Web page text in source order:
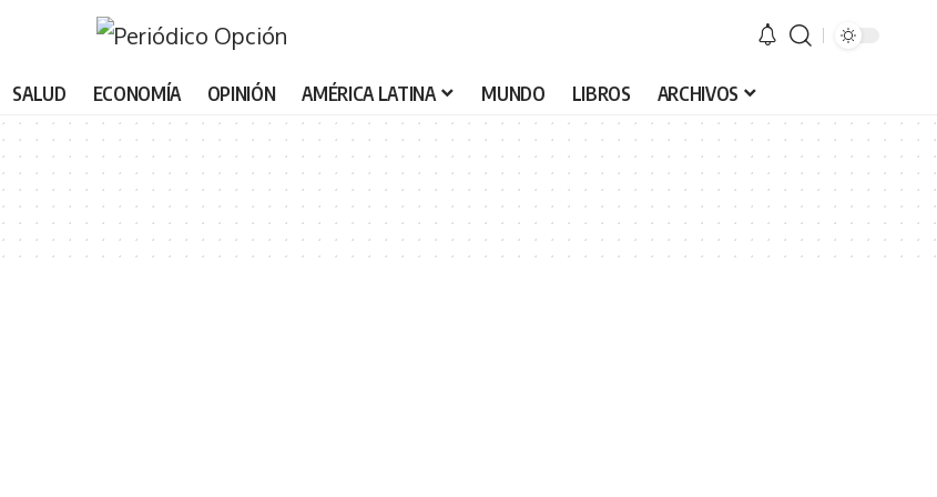
SALUD ECONOMÍA OPINIÓN AMÉRICA LATINA MUNDO LIBROS ARCHIVOS